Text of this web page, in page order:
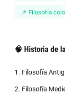
📌 Filosofía
🧠 Historia de
1. Filosofía
2. Filosofía